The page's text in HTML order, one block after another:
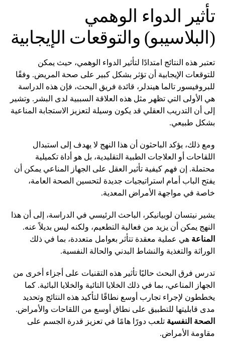
تأثير الدواء الوهمي
(البلاسيبو) والتوقعات الإيجابية
تعتبر هذه النتائج امتدادًا لتأثير الدواء الوهمي، حيث يمكن
للتوقعات الإيجابية أن تؤثر بشكل كبير على صحة المريض. وفقًا
للبروفيسور تالما هيندلر، قائدة فريق البحث، فإن هذه الدراسة
هي الأولى التي تظهر مثل هذه العلاقة السببية لدى البشر. وتشير
إلى أن التدريب العقلي قد يكون وسيلة لتعزيز الاستجابة المناعية
بشكل طبيعي.
ومع ذلك، يؤكد الباحثون أن هذا النهج لا يهدف إلى استبدال
اللقاحات أو العلاجات الطبية التقليدية، بل هو أداة تكميلية
محتملة. إن فهم كيفية تأثير العقل على الجهاز المناعي يمكن أن
يفتح الباب أمام استراتيجيات جديدة لتحسين الصحة العامة،
خاصة في مواجهة الأمراض المعدية.
يشير نيتسان لوبيانيكر، الباحث الرئيسي في الدراسة، إلى أن هذا
النهج يمكن أن يزيد من فعالية التطعيم، ولكنه ليس بديلاً عنه.
المناعة هي عملية معقدة تتأثر بعوامل متعددة، بما في ذلك
الوراثة والتغذية والنشاط البدني والحالة النفسية.
تدرس فرق البحث حاليًا تأثير هذه التقنيات على أجزاء أخرى من
الجهاز المناعي، بما في ذلك الخلايا التائية والخلايا البائية. كما
يخططون لإجراء تجارب أوسع نطاقًا لتأكيد هذه النتائج وتحديد
مدى قابليتها للتطبيق على نطاق أوسع من اللقاحات والأمراض.
الصحة النفسية تلعب دورًا هامًا في تعزيز قدرة الجسم على
مقاومة الأمراض.